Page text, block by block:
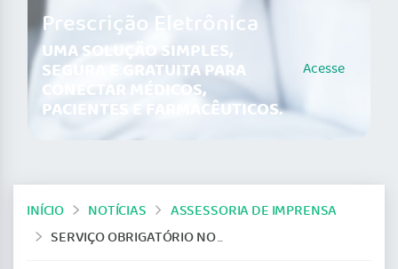
Prescrição Eletrônica
UMA SOLUÇÃO SIMPLES,
SEGURA E GRATUITA PARA
CONECTAR MÉDICOS,
PACIENTES E FARMACÊUTICOS.
Acesse
INÍCIO NOTÍCIAS
ASSESSORIA DE IMPRENSA
SERVIÇO OBRIGATÓRIO NO INTERIOR PARA MÉDICOS DIVIDE OPINIÕES EM AUDIÊNCIA